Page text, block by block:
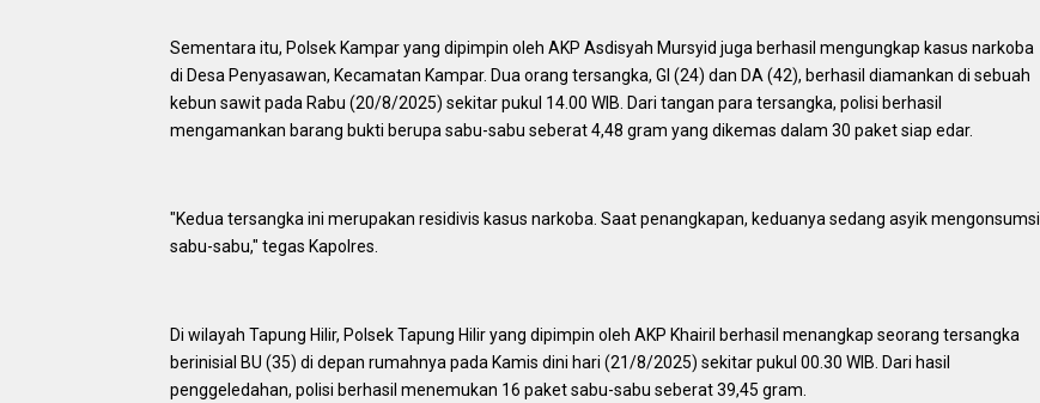
Sementara itu, Polsek Kampar yang dipimpin oleh AKP Asdisyah Mursyid juga berhasil mengungkap kasus narkoba
di Desa Penyasawan, Kecamatan Kampar. Dua orang tersangka, GI (24) dan DA (42), berhasil diamankan di sebuah
kebun sawit pada Rabu (20/8/2025) sekitar pukul 14.00 WIB. Dari tangan para tersangka, polisi berhasil
mengamankan barang bukti berupa sabu-sabu seberat 4,48 gram yang dikemas dalam 30 paket siap edar.
"Kedua tersangka ini merupakan residivis kasus narkoba. Saat penangkapan, keduanya sedang asyik mengonsumsi
sabu-sabu," tegas Kapolres.
Di wilayah Tapung Hilir, Polsek Tapung Hilir yang dipimpin oleh AKP Khairil berhasil menangkap seorang tersangka
berinisial BU (35) di depan rumahnya pada Kamis dini hari (21/8/2025) sekitar pukul 00.30 WIB. Dari hasil
penggeledahan, polisi berhasil menemukan 16 paket sabu-sabu seberat 39,45 gram.